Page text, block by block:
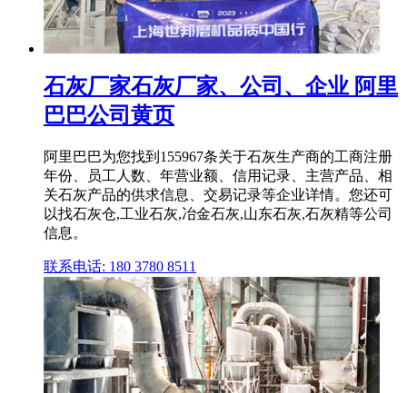
石灰厂家石灰厂家、公司、企业 阿里
巴巴公司黄页
阿里巴巴为您找到155967条关于石灰生产商的工商注册
年份、员工人数、年营业额、信用记录、主营产品、相
关石灰产品的供求信息、交易记录等企业详情。您还可
以找石灰仓,工业石灰,冶金石灰,山东石灰,石灰精等公司
信息。
联系电话: 180 3780 8511